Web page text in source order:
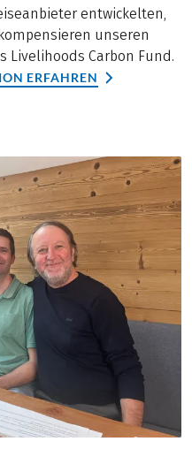
entwickelten,
unseren
Livelihoods Carbon Fund.
ERFAHREN